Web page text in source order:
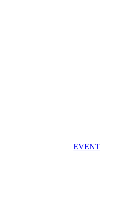
EVENT